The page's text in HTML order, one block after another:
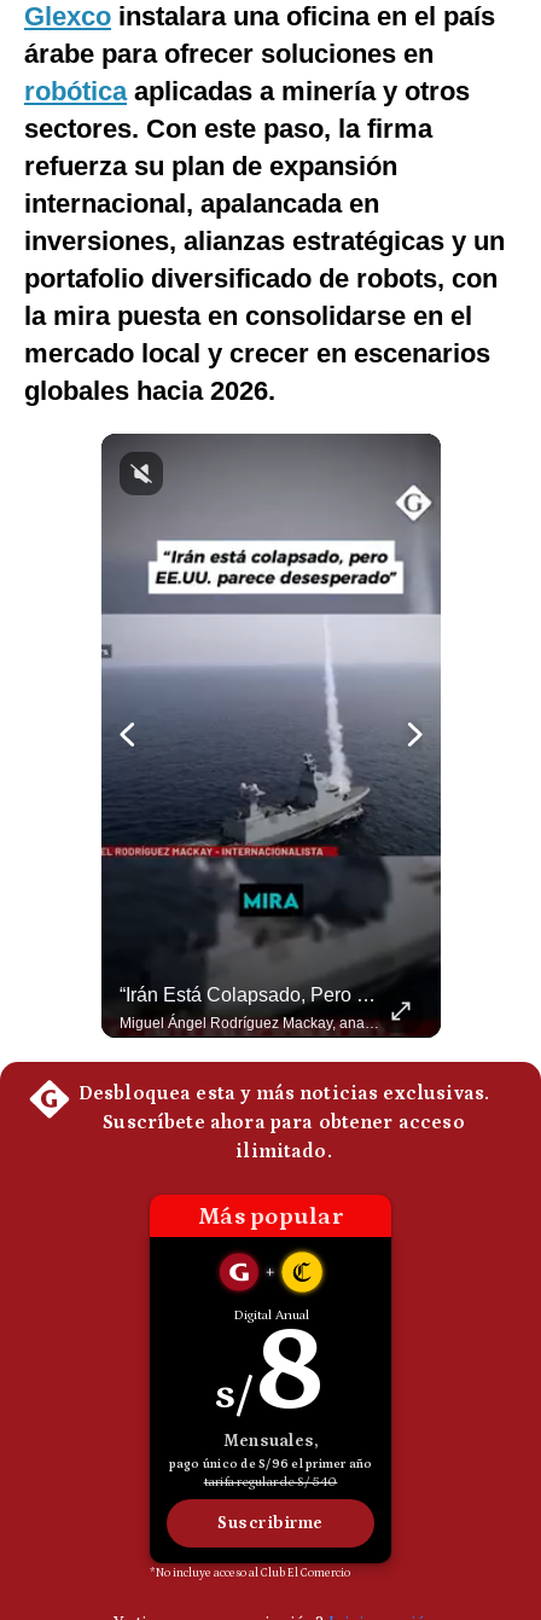
Notas Contratadas
Gestión TV
Videos
Fotogalerías
gestion.pe
¿quiénes
Somos?
Condiciones
Preguntas
Frecuentes
Glexco instalara una oficina en el país
árabe para ofrecer soluciones en
robóticaaplicadas a minería y otros
sectores. Con este paso, la firma
refuerza su plan de expansión
internacional, apalancada en
inversiones, alianzas estratégicas y un
portafolio diversificado de robots, con
la mira puesta en consolidarse en el
mercado local y crecer en escenarios
globales hacia 2026.
“Irán Está Colapsado, Pero EE.UU. Parece Desesperado” | #radar24
Miguel Ángel Rodríguez Mackay, analista internacional, sostiene que las negociaciones fueron impulsadas por Irán y no por Estados Unidos. Según su análisis, Teherán estaría debilitado militar y económicamente, aunque la narrativa internacional presenta a Trump como el líder desesperado por terminar una guerra que no puede ganar. #Geopolitica #Iran #DonaldTrump #RodriguezMackay #EEUU #NoticiasInternacionales #PoliticaInternacional #AnalisisGeopolitico #Shorts 👉 Suscríbete y activa la campana para no perderte nuestro análisis diario. 🌎 Síguenos en nuestras redes sociales: 📌 Web oficial: https://gestion.pe/mundo/ 📌 LinkedIn: http://bit.ly/3HYIET0 📌 X (Twitter): http://bit.ly/4noZtX9 📌 TikTok: http://bit.ly/4evB6TO